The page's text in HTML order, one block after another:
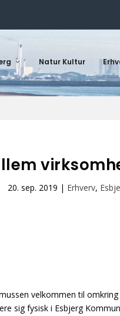
Natur Kultur
20. sep. 2019 | Erhverv,
velkommen til
sig fysisk i Esbjerg